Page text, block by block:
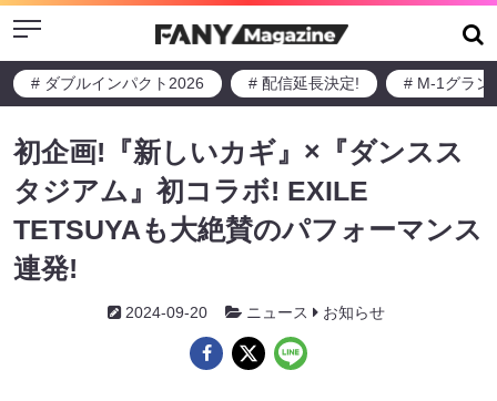
Menu
# ダブルインパクト2026 # 配信延長決定! # M-1グラン
初企画!『新しいカギ』×『ダンスス
タジアム』初コラボ! EXILE
TETSUYAも大絶賛のパフォーマンス
連発!
2024-09-20 ニュース お知らせ